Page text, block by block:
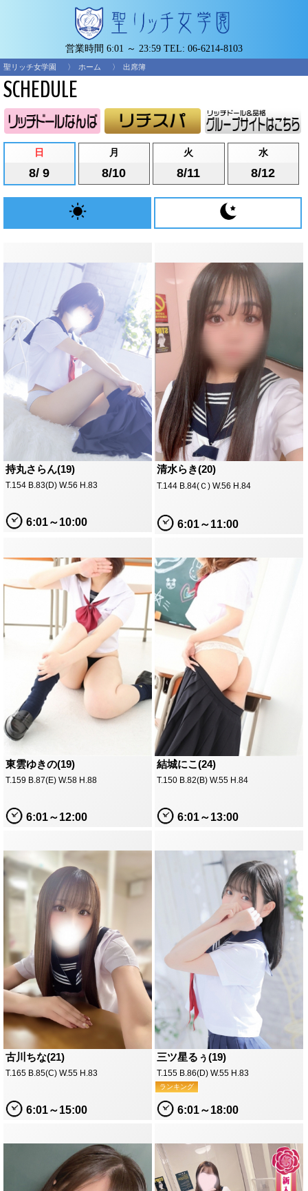
営業時間 6:01 ～ 23:59 TEL: 06-6214-8103
聖リッチ女学園 ホーム 出席簿
SCHEDULE
日
8/ 9
月
8/10
火
8/11
水
8/12
持丸さらん(19)
T.154 B.83(D) W.56 H.83
6:01～10:00
清水らき(20)
T.144 B.84(Ｃ) W.56 H.84
6:01～11:00
東雲ゆきの(19)
T.159 B.87(E) W.58 H.88
6:01～12:00
結城にこ(24)
T.150 B.82(B) W.55 H.84
6:01～13:00
古川ちな(21)
T.165 B.85(C) W.55 H.83
6:01～15:00
三ツ星るぅ(19)
T.155 B.86(D) W.55 H.83
ランキング
6:01～18:00